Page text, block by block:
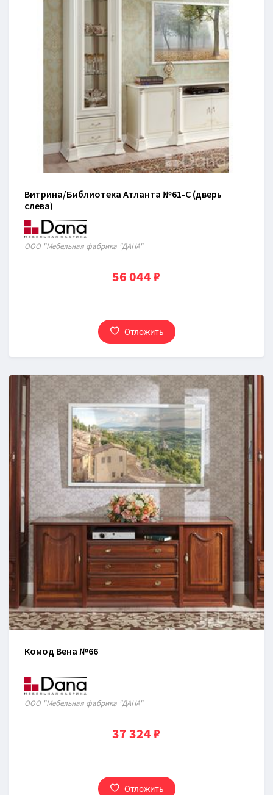
Витрина/Библиотека Атланта №61-C (дверь
слева)
ООО "Мебельная фабрика "ДАНА"
56 044 ₽
Отложить
Комод Вена №66
ООО "Мебельная фабрика "ДАНА"
37 324 ₽
Отложить